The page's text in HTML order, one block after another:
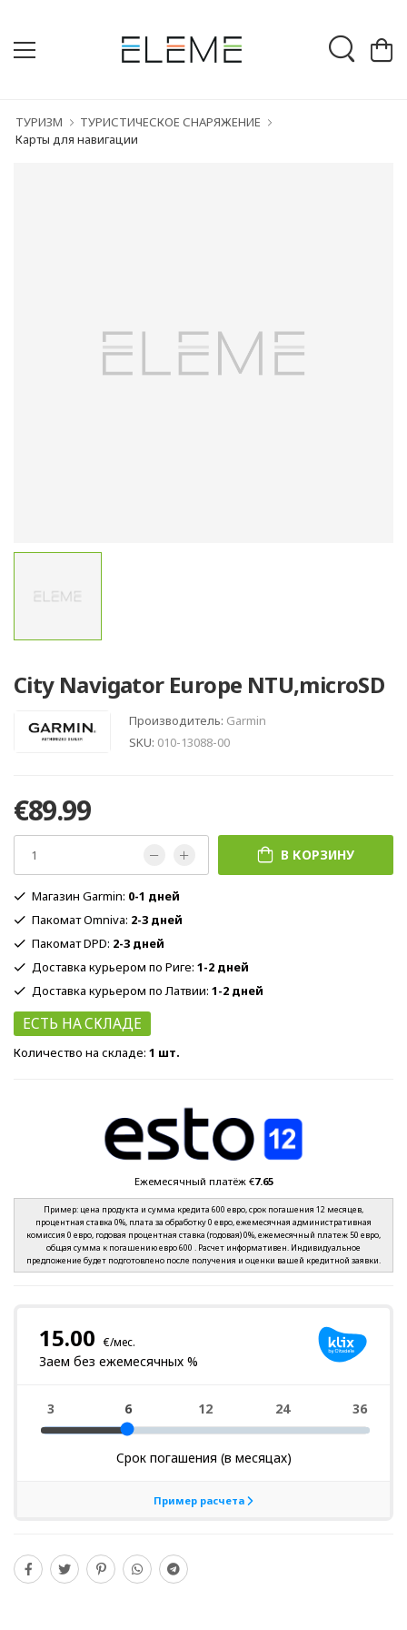
ТУРИЗМ
ТУРИСТИЧЕСКОЕ СНАРЯЖЕНИЕ
Карты для навигации
City Navigator Europe NTU,microSD
Производитель: Garmin
SKU: 010-13088-00
€89.99
В КОРЗИНУ
Магазин Garmin: 0-1 дней
Пакомат Omniva: 2-3 дней
Пакомат DPD: 2-3 дней
Доставка курьером по Риге: 1-2 дней
Доставка курьером по Латвии: 1-2 дней
ЕСТЬ НА СКЛАДЕ
Количество на складе: 1 шт.
Ежемесячный платёж €7.65
Пример: цена продукта и сумма кредита 600 евро, срок погашения 12 месяцев,
процентная ставка 0%, плата за обработку 0 евро, ежемесячная административная
комиссия 0 евро, годовая процентная ставка (годовая) 0%, ежемесячный платеж 50 евро,
общая сумма к погашению евро 600 . Расчет информативен. Индивидуальное
предложение будет подготовлено после получения и оценки вашей кредитной заявки.